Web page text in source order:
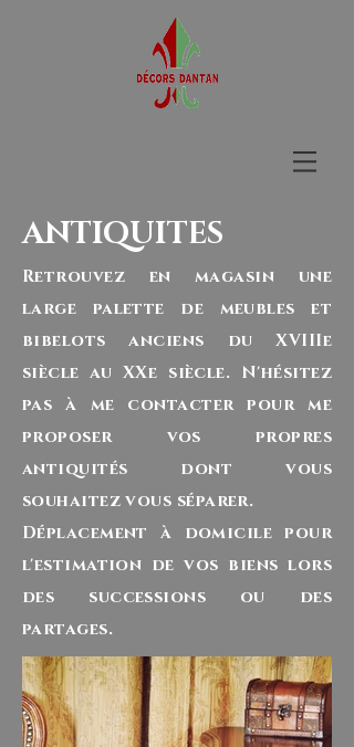
ANTIQUITES
Retrouvez en magasin une
large palette de meubles et
bibelots anciens du XVIIIe
siècle au XXe siècle. N'hésitez
pas à me contacter pour me
proposer vos propres
antiquités dont vous
souhaitez vous séparer.
Déplacement à domicile pour
l'estimation de vos biens lors
des successions ou des
partages.